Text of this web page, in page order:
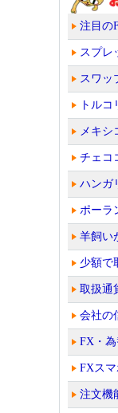
注目の
スプレ
スワッ
トル
メキ
チェコ
ハンガ
ポーラ
羊飼い
少額で
取扱通
会社の
FX・
FXスマ
注文機